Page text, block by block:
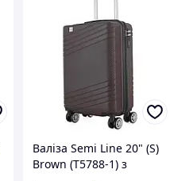
Валіза Semi Line 20" (S)
Brown (T5788-1) з